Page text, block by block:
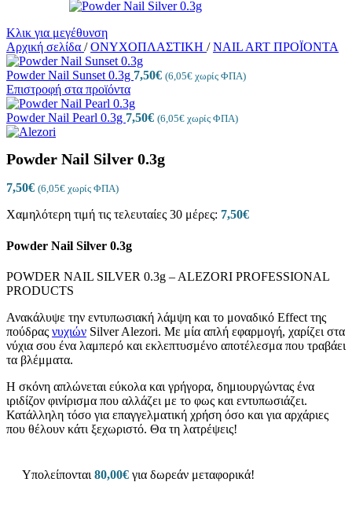
Κλικ για μεγέθυνση
Αρχική σελίδα / ΟΝΥΧΟΠΛΑΣΤΙΚΗ / NAIL ART ΠΡΟΪΟΝΤΑ
Powder Nail Sunset 0.3g 7,50€ (6,05€ χωρίς ΦΠΑ)
Επιστροφή στα προϊόντα
Powder Nail Pearl 0.3g 7,50€ (6,05€ χωρίς ΦΠΑ)
Powder Nail Silver 0.3g
7,50€ (6,05€ χωρίς ΦΠΑ)
Χαμηλότερη τιμή τις τελευταίες 30 μέρες: 7,50€
Powder Nail Silver 0.3g
POWDER NAIL SILVER 0.3g – ALEZORI PROFESSIONAL
PRODUCTS
Ανακάλυψε την εντυπωσιακή λάμψη και το μοναδικό Effect της
πούδρας νυχιών Silver Alezori. Με μία απλή εφαρμογή, χαρίζει στα
νύχια σου ένα λαμπερό και εκλεπτυσμένο αποτέλεσμα που τραβάει
τα βλέμματα.
Η σκόνη απλώνεται εύκολα και γρήγορα, δημιουργώντας ένα
ιριδίζον φινίρισμα που αλλάζει με το φως και εντυπωσιάζει.
Κατάλληλη τόσο για επαγγελματική χρήση όσο και για αρχάριες
που θέλουν κάτι ξεχωριστό. Θα τη λατρέψεις!
Υπολείπονται 80,00€ για δωρεάν μεταφορικά!